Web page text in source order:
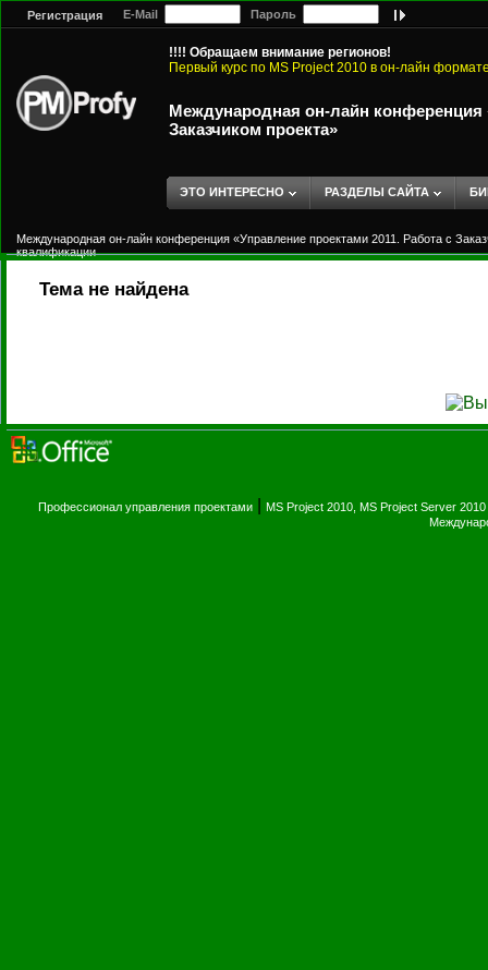
Регистрация E-Mail Пароль
!!!! Обращаем внимание регионов!
Первый курс по MS Project 2010 в он-лайн
Международная он-лайн конференция
Заказчиком проекта»
ЭТО ИНТЕРЕСНО РАЗДЕЛЫ САЙТА
Международная он-лайн конференция «Управление проектами 2011. Работа с
квалификации
Тема не найдена
Профессионал управления проектами MS Project 2010, MS Project Server 2010